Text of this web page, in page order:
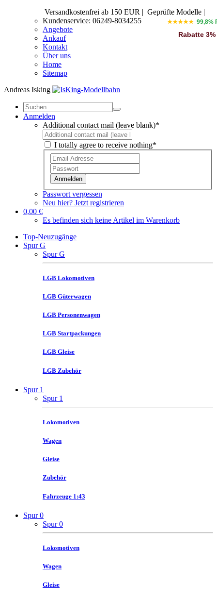
Versandkostenfrei ab 150 EUR | Geprüfte Modelle |
Kundenservice: 06249-8034255
Angebote
Ankauf
Kontakt
Über uns
Home
Sitemap
Andreas Isking
★★★★★ 99,8%
Rabatte 3%
Anmelden
Additional contact mail (leave blank)*
I totally agree to receive nothing*
Anmelden
Passwort vergessen
Neu hier? Jetzt registrieren
0,00 €
Es befinden sich keine Artikel im Warenkorb
Top-Neuzugänge
Spur G
Spur G
LGB Lokomotiven
LGB Güterwagen
LGB Personenwagen
LGB Startpackungen
LGB Gleise
LGB Zubehör
Spur 1
Spur 1
Lokomotiven
Wagen
Gleise
Zubehör
Fahrzeuge 1:43
Spur 0
Spur 0
Lokomotiven
Wagen
Gleise